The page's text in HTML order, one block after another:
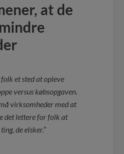
at de
et sted at opleve
versus købsopgaven.
virksomheder med at
det lettere for folk at
de elsker.”